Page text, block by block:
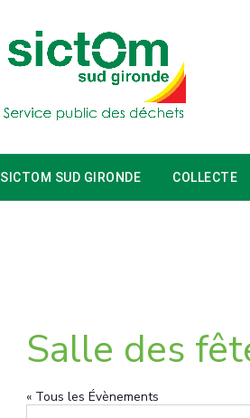
SICTOM SUD GIRONDE COLLECTE
Salle des
« Tous les Évènements